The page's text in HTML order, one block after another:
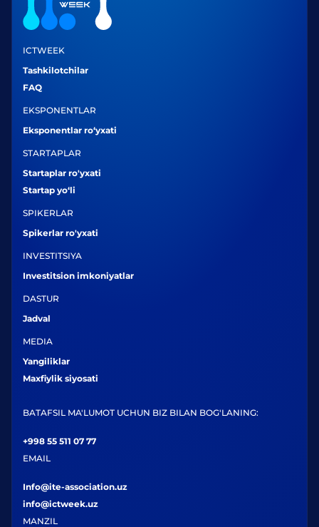
ICTWEEK
Tashkilotchilar
FAQ
EKSPONENTLAR
Eksponentlar ro‘yxati
STARTAPLAR
Startaplar ro'yxati
Startap yo‘li
SPIKERLAR
Spikerlar ro'yxati
INVESTITSIYA
Investitsion imkoniyatlar
DASTUR
Jadval
MEDIA
Yangiliklar
Maxfiylik siyosati
BATAFSIL MA'LUMOT UCHUN BIZ BILAN BOG'LANING:
+998 55 511 07 77
EMAIL
Info@ite-association.uz
info@ictweek.uz
MANZIL